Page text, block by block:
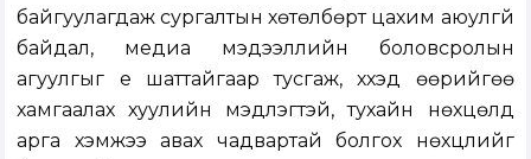
байгуулагдаж сургалтын хөтөлбөрт цахим аюулгүй
байдал, медиа мэдээллийн боловсролын
агуулгыг үе шаттайгаар тусгаж, хүүхэд өөрийгөө
хамгаалах хуулийн мэдлэгтэй, тухайн нөхцөлд
арга хэмжээ авах чадвартай болгох нөхцлийг